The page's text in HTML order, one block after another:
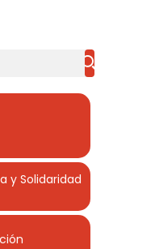
y Solidaridad